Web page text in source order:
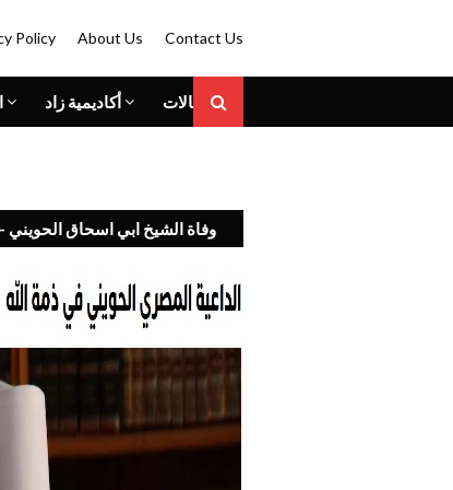
Policy About Us Contact Us
أكاديمية زاد المقالات
وفاة الشيخ ابي اسحاق الحويني